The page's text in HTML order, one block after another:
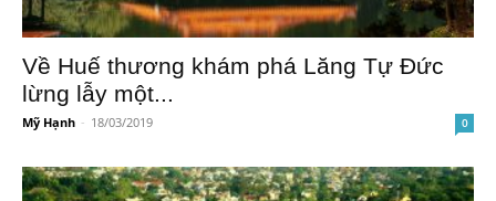
Về Huế thương khám phá Lăng Tự Đức
lừng lẫy một...
Mỹ Hạnh - 18/03/2019 0